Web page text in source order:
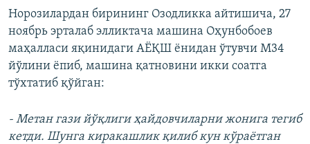
Норозилардан бирининг Озодликка айтишича, 27
ноябрь эрталаб ​элликтача машина Оҳунбобоев
маҳалласи яқинидаги АЁҚШ ёнидан ўтувчи М34
йўлини ёпиб, машина қатновини икки соатга
тўхтатиб қўйган:
- Метан гази йўқлиги ҳайдовчиларни жонига тегиб
кетди. Шунга киракашлик қилиб кун кўраётган